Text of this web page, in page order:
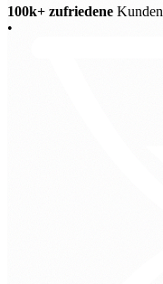
100k+ zufriedene Kunden
•